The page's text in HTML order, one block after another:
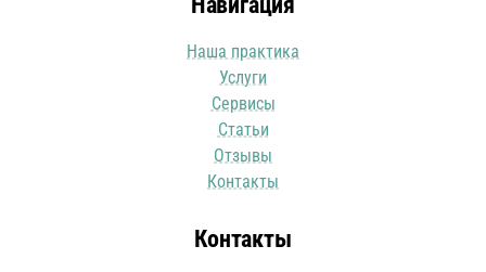
Наша практика
Услуги
Сервисы
Статьи
Отзывы
Контакты
Контакты